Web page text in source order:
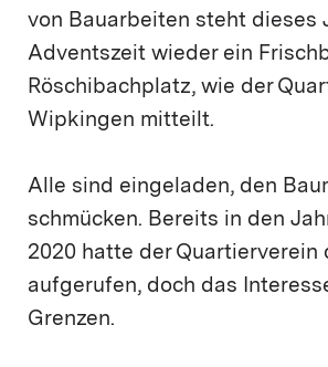
von Bauarbeiten steht dieses
Adventszeit wieder ein
Röschibachplatz, wie der
Wipkingen mitteilt.
Alle sind eingeladen, den
schmücken. Bereits in den
2020 hatte der Quartierverein
aufgerufen, doch das
Grenzen.